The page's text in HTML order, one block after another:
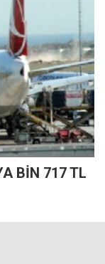
BİN 717 TL